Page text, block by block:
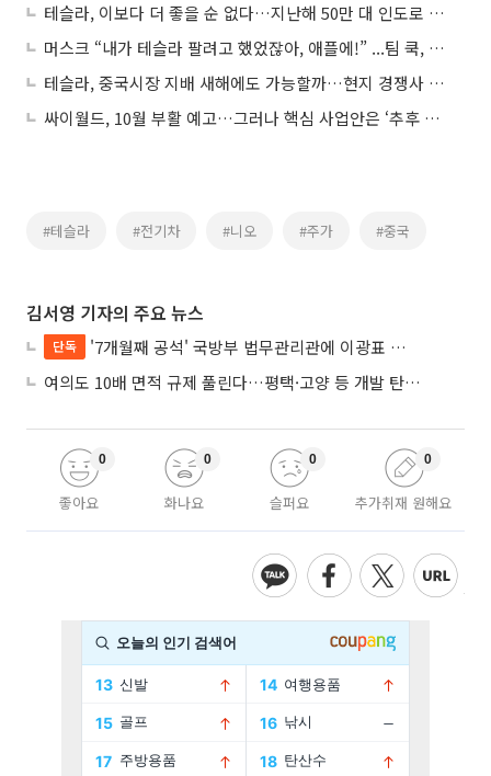
테슬라, 이보다 더 좋을 순 없다…지난해 50만 대 인도로 사상 최대
머스크 “내가 테슬라 팔려고 했었잖아, 애플에!” ...팀 쿡, 의문의 일패?
테슬라, 중국시장 지배 새해에도 가능할까…현지 경쟁사 도전 거세
싸이월드, 10월 부활 예고…그러나 핵심 사업안은 ‘추후 공개’
#테슬라 #전기차 #니오 #주가 #중국
김서영 기자의 주요 뉴스
단독
'7개월째 공석' 국방부 법무관리관에 이광표 변호사 내정
여의도 10배 면적 규제 풀린다…평택·고양 등 개발 탄력 기대
좋아요
0
화나요
0
슬퍼요
0
추가취재 원해요
0